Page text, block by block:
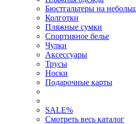
Бюстгальтеры на
Колготки
Пляжные сумки
Спортивное белье
Чулки
Аксессуары
Трусы
Носки
Подарочные карты
SALE%
Смотреть весь каталог